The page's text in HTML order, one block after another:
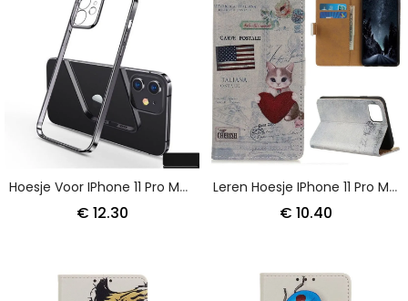
Hoesje Voor IPhone 11 Pro Max Groen Zwart Transparante Sulada Metal Stijl Randen
€ 12.30
Leren Hoesje IPhone 11 Pro Max Reizende Kat
€ 10.40